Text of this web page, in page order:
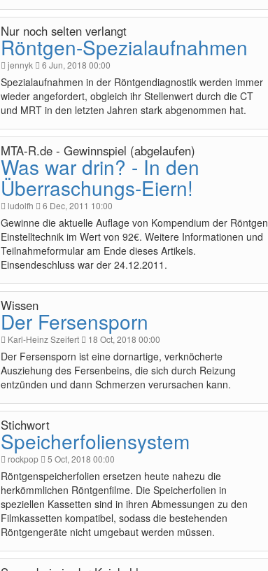
Nur noch selten verlangt
Röntgen-Spezialaufnahmen
jennyk 6 Jun, 2018 00:00
Spezialaufnahmen in der Röntgendiagnostik werden immer
wieder angefordert, obgleich ihr Stellenwert durch die CT
und MRT in den letzten Jahren stark abgenommen hat.
MTA-R.de - Gewinnspiel (abgelaufen)
Was war drin? - In den
Überraschungs-Eiern!
ludolfh 6 Dec, 2011 10:00
Gewinne die aktuelle Auflage von Kompendium der Röntgen
Einstelltechnik im Wert von 92€. Weitere Informationen und
Teilnahmeformular am Ende dieses Artikels.
Einsendeschluss war der 24.12.2011.
Wissen
Der Fersensporn
Karl-Heinz Szeifert 18 Oct, 2018 00:00
Der Fersensporn ist eine dornartige, verknöcherte
Ausziehung des Fersenbeins, die sich durch Reizung
entzünden und dann Schmerzen verursachen kann.
Stichwort
Speicherfoliensystem
rockpop 5 Oct, 2018 00:00
Röntgenspeicherfolien ersetzen heute nahezu die
herkömmlichen Röntgenfilme. Die Speicherfolien in
speziellen Kassetten sind in ihren Abmessungen zu den
Filmkassetten kompatibel, sodass die bestehenden
Röntgengeräte nicht umgebaut werden müssen.